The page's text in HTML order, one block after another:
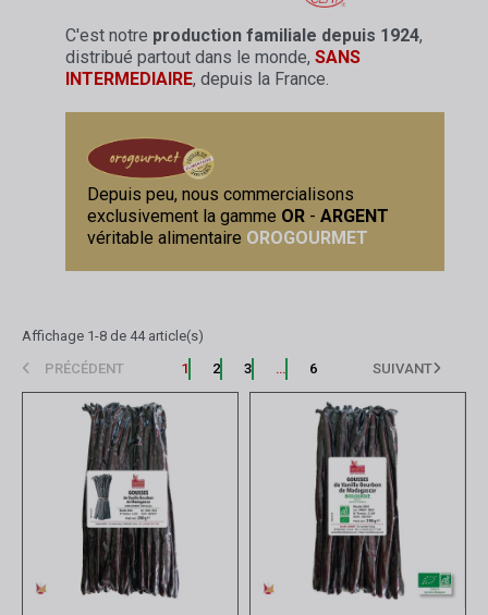
C'est notre production familiale depuis 1924,
distribué partout dans le monde, SANS
INTERMEDIAIRE, depuis la France.
Depuis peu, nous commercialisons
exclusivement la gamme OR - ARGENT
véritable alimentaire OROGOURMET
Affichage 1-8 de 44 article(s)
PRÉCÉDENT
1 2 3 … 6 SUIVANT